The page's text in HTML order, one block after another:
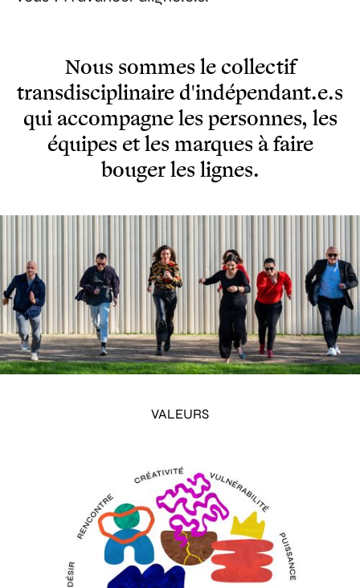
Nous sommes le collectif
transdisciplinaire d'indépendant.e.s
qui accompagne les personnes, les
équipes et les marques à faire
bouger les lignes.
VALEURS